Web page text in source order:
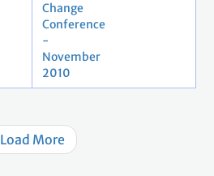
Change
Conference
-
November
2010
Load More